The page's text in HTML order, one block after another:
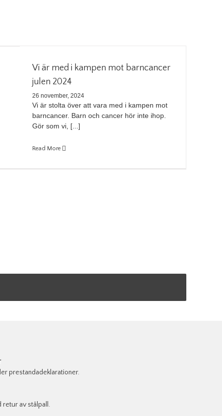
Vi är med i kampen mot barncancer
julen 2024
26 november, 2024
Vi är stolta över att vara med i kampen mot
barncancer. Barn och cancer hör inte ihop.
Gör som vi, [...]
Read More
prestandadeklarationer.
retur av stålpall.